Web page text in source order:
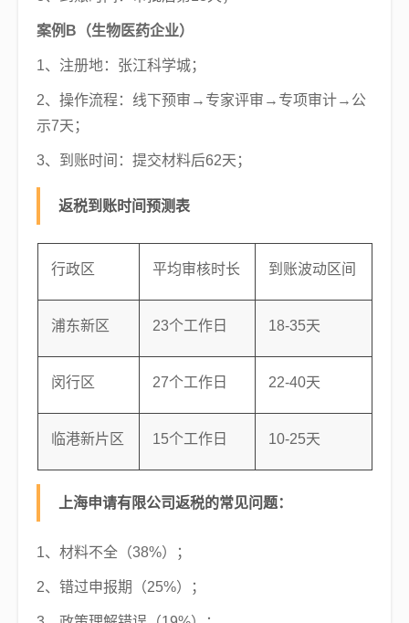
案例B（生物医药企业）
1、注册地：张江科学城；
2、操作流程：线下预审→专家评审→专项审计→公
示7天；
3、到账时间：提交材料后62天；
返税到账时间预测表
行政区 平均审核时长 到账波动区间
浦东新区 23个工作日 18-35天
闵行区 27个工作日 22-40天
临港新片区 15个工作日 10-25天
上海申请有限公司返税的常见问题：
1、材料不全（38%）；
2、错过申报期（25%）；